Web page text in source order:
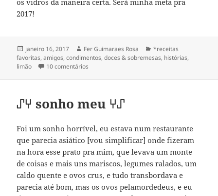
os vidros da maneira certa. Será minha meta pra
2017!
Publicado
em
janeiro 16, 2017 Autor
Fer Guimaraes Rosa Categorias
*receitas
favoritas,amigos,condimentos,doces & sobremesas, histórias,
limão
10 comentários
⑀⑂ sonho meu ⑂⑀
Foi um sonho horrível, eu estava num restaurante
que parecia asiático [vou simplificar] onde fizeram
na hora esse prato pra mim, que levava um monte
de coisas e mais uns mariscos, legumes ralados, um
caldo quente e ovos crus, e tudo transbordava e
parecia até bom, mas os ovos pelamordedeus, e eu